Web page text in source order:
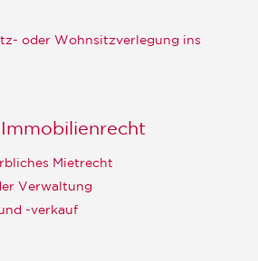
oder Wohnsitzverlegung ins
Mietrecht
Verwaltung
-verkauf